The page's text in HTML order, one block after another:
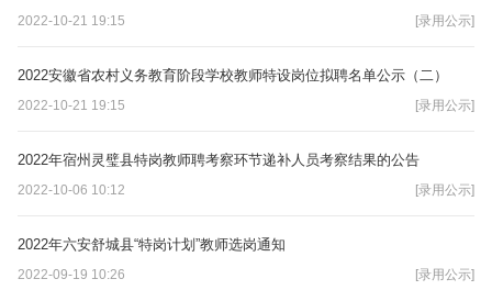
2022-10-21 19:15 [录用公示]
2022安徽省农村义务教育阶段学校教师特设岗位拟聘名单公示（二）
2022-10-21 19:15 [录用公示]
2022年宿州灵璧县特岗教师聘考察环节递补人员考察结果的公告
2022-10-06 10:12 [录用公示]
2022年六安舒城县“特岗计划”教师选岗通知
2022-09-19 10:26 [录用公示]